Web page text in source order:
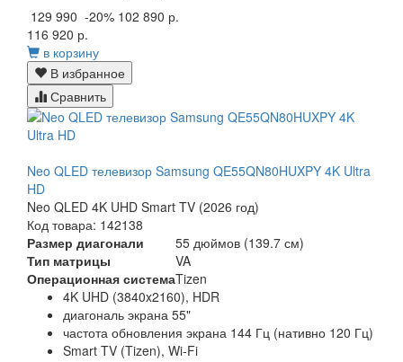
129 990 -20% 102 890 р.
116 920 р.
в корзину
В избранное
Сравнить
Neo QLED телевизор Samsung QE55QN80HUXPY 4K Ultra
HD
Neo QLED 4K UHD Smart TV (2026 год)
Код товара: 142138
Размер диагонали
55 дюймов (139.7 см)
Тип матрицы
VA
Операционная системаTizen
4K UHD (3840x2160), HDR
диагональ экрана 55"
частота обновления экрана 144 Гц (нативно 120 Гц)
Smart TV (Tizen), Wi-Fi